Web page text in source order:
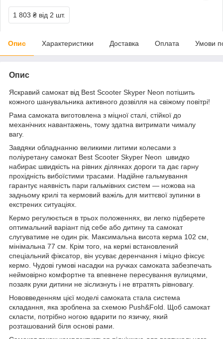
1 803 ₴ від 2 шт.
Опис Характеристики Доставка Оплата Умови
Опис
Яскравий самокат від Best Scooter Skyper Neon потішить
кожного шанувальника активного дозвілля на свіжому повітрі!
Рама самоката виготовлена з міцної сталі, стійкої до
механічних навантажень, тому здатна витримати чималу
вагу.
Завдяки обладнанню великими литими колесами з
поліуретану самокат Best Scooter Skyper Neon швидко
набирає швидкість на рівних ділянках дороги та дає гарну
прохідність вибоїстими трасами. Надійне гальмування
гарантує наявність пари гальмівних систем — ножова на
задньому крилі та кермовий важіль для миттєвої зупинки в
екстрених ситуаціях.
Кермо регулюється в трьох положеннях, ви легко підберете
оптимальний варіант під себе або дитину та самокат
слугуватиме не один рік. Максимальна висота керма 102 см,
мінімальна 77 см. Крім того, на кермі встановлений
спеціальний фіксатор, він усуває деренчання і міцно фіксує
кермо. Чудові гумові насадки на ручках самоката забезпечать
неймовірно комфортне та впевнене пересування вулицями,
позаяк руки дитини не зіслизнуть і не втратять рівновагу.
Нововведенням цієї моделі самоката стала система
складання, яка зроблена за схемою Push&Fold. Щоб самокат
скласти, потрібно ногою вдарити по язичку, який
розташований біля основі рами.